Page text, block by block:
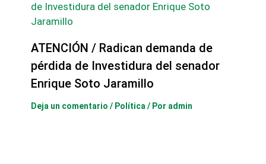
ATENCIÓN / Radican demanda de
pérdida de Investidura del senador
Enrique Soto Jaramillo
Deja un comentario / Política / Por admin